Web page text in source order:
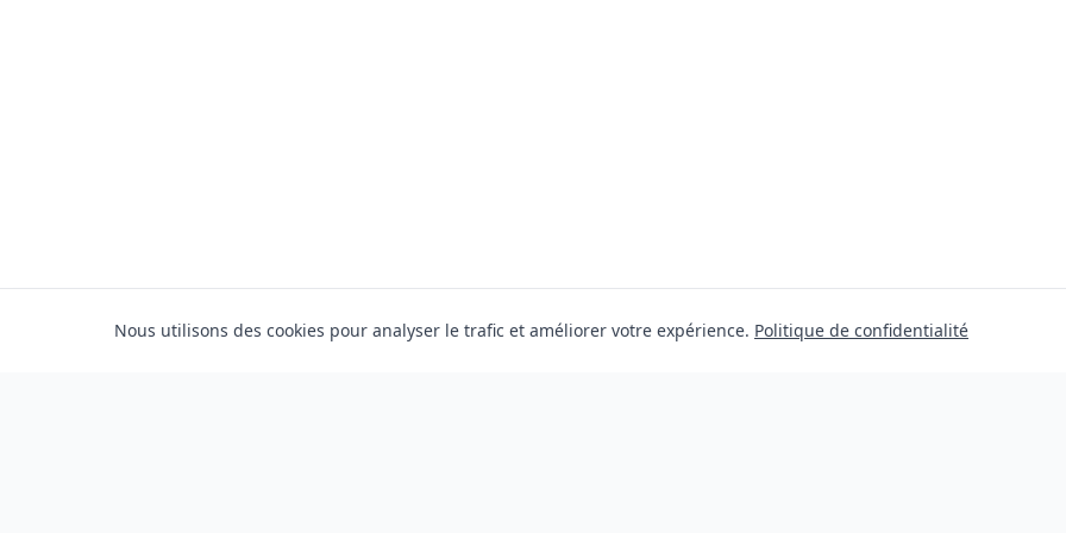
Nous utilisons des cookies pour analyser le trafic et améliorer votre expérience. Politique de confidentialité